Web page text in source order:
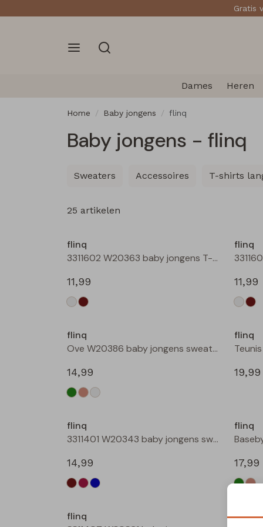
Gratis
Dames Heren
Home Baby jongens flinq
Baby jongens - flinq
Accessoires T-shirts
Sweaters
25 artikelen
flinq
3311602 W20363 baby jongens T-shirt lm Roest
11,99
flinq
11,99
flinq
Ove W20386 baby jongens sweater Roest
14,99
flinq
19,99
flinq
3311401 W20343 baby jongens sweater Petrol
14,99
flinq
17,99
flinq
flinq